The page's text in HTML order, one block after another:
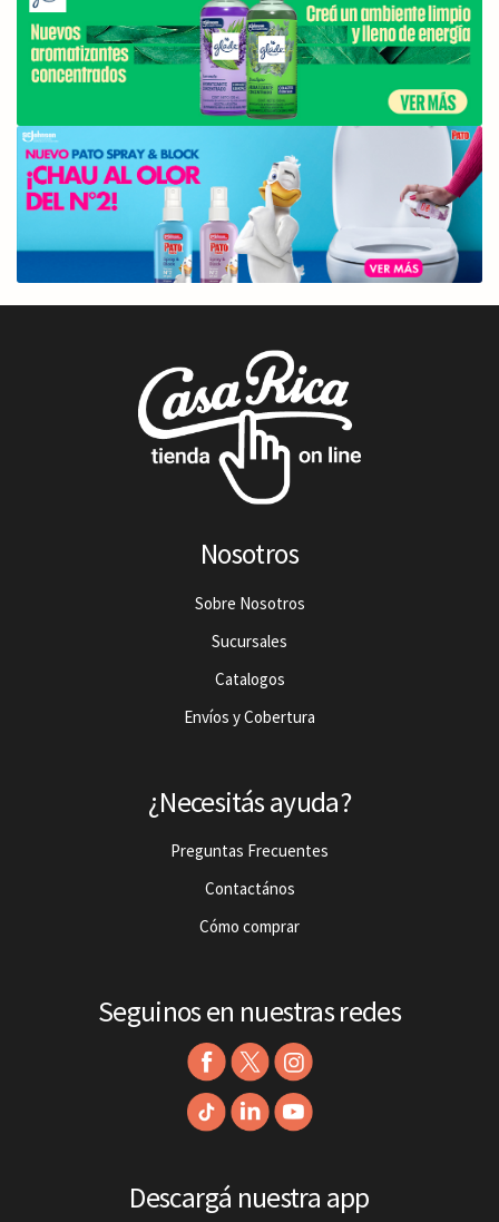
Nosotros
Sobre Nosotros
Sucursales
Catalogos
Envíos y Cobertura
¿Necesitás ayuda?
Preguntas Frecuentes
Contactános
Cómo comprar
Seguinos en nuestras redes
Descargá nuestra app